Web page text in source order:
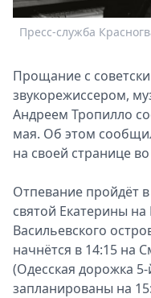
Metro
Пресс-служба
Прощание с
звукорежиссером,
Андреем Тропилло
мая. Об этом
на своей странице
Отпевание пройдёт
святой Екатерины
Васильевского
начнётся в 14:15 на
(Одесская дорожка
запланированы на